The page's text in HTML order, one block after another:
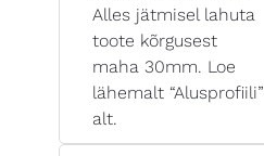
Alles jätmisel lahuta
toote kõrgusest
maha 30mm. Loe
lähemalt “Alusprofiili”
alt.